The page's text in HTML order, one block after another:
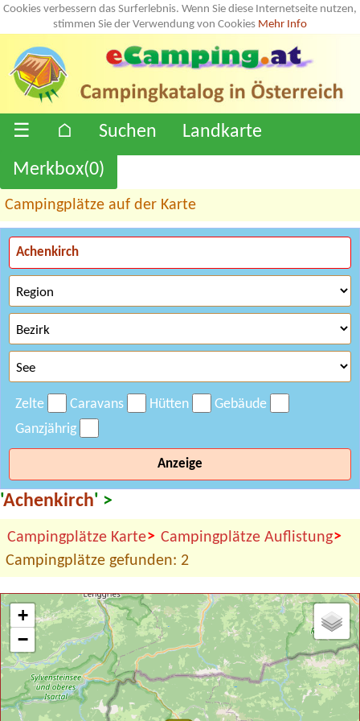
Cookies verbessern das Surferlebnis. Wenn Sie diese Internetseite nutzen,
stimmen Sie der Verwendung von Cookies Mehr Info
☰ ⌂ Suchen
Landkarte
Merkbox(0)
Campingplätze auf der Karte
Zelte Caravans Hütten
Gebäude
Ganzjährig
Anzeige
'Achenkirch' >
Campingplätze Karte> Campingplätze Auflistung>
Campingplätze gefunden: 2
+
−